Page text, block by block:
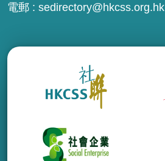
電郵 : sedirectory@hkcss.org.hk